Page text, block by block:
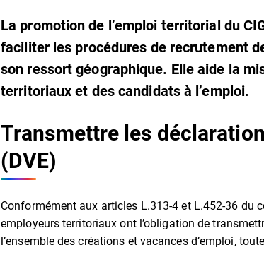
La promotion de l’emploi territorial du
faciliter les procédures de recrutement
son ressort géographique. Elle aide la
territoriaux et des candidats à l’emploi.
Transmettre les
(DVE)
Conformément aux articles L.313-4 et L.452-36 du
employeurs territoriaux ont l’obligation de
l’ensemble des créations et vacances d’emploi,